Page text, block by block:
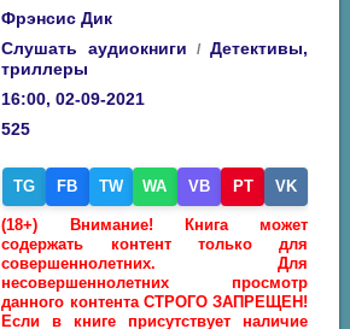
Фрэнсис Дик
Слушать аудиокниги /Детективы,
триллеры
16:00, 02-09-2021
525
TG FB TW WA VB PT VK
(18+) Внимание! Книга может
содержать контент только для
совершеннолетних. Для
несовершеннолетних просмотр
данного контента СТРОГО ЗАПРЕЩЕН!
Если в книге присутствует наличие